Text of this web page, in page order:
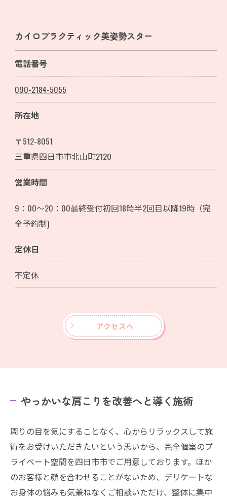
カイロプラクティック美姿勢スター
電話番号
090-2184-5055
所在地
〒512-8051
三重県四日市市北山町2120
営業時間
9：00～20：00最終受付初回18時半2回目以降19時（完
全予約制)
定休日
不定休
アクセスへ
やっかいな肩こりを改善へと導く施術
周りの目を気にすることなく、心からリラックスして施
術をお受けいただきたいという思いから、完全個室のプ
ライベート空間を四日市市でご用意しております。ほか
のお客様と顔を合わせることがないため、デリケートな
お身体の悩みも気兼ねなくご相談いただけ、整体に集中